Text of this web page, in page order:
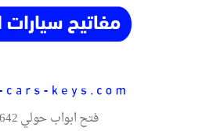
فتح ابواب حولي 60606642